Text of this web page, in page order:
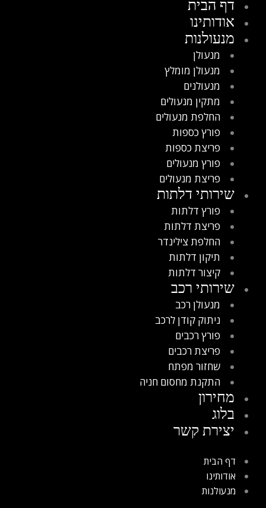
דף הבית
אודותינו
מנעולנות
מנעולן
מנעולן מומלץ
מנעולנים
מתקין מנעולים
החלפת מנעולים
פורץ כספות
פריצת כספות
פורץ מנעולים
פריצת מנעולים
שירותי דלתות
פורץ דלתות
פריצת דלתות
החלפת צילינדר
תיקון דלתות
קיצור דלתות
שירותי רכב
מנעולן רכב
ניתוק קודן לרכב
פורץ רכבים
פריצת רכבים
שחזור מפתח
התקנת מחסום חניה
מחירון
בלוג
יצירת קשר
דף הבית
אודותינו
מנעולנות